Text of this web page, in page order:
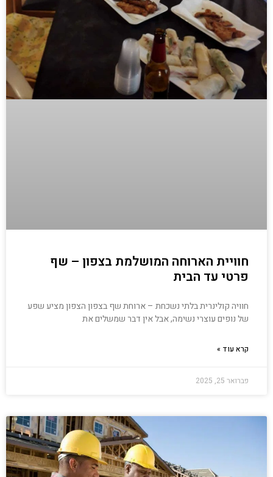
חוויית הארוחה המושלמת בצפון – שף
פרטי עד הבית
חוויה קולינרית בלתי נשכחת – ארוחת שף בצפון הצפון מציע שפע
של נופים עוצרי נשימה, אבל אין דבר שמשלים את
קרא עוד »
פברואר 25, 2025